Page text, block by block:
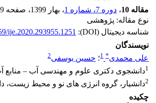
مقاله 10
، دوره 7، شماره 1 ، بهار 1399 ، صفحه
نوع مقاله: پژوهشی
شناسه دیجیتال (DOI):
ije.2020.293955.1251
نویسندگان
علی محمدی*
1؛ حسین یوسفی2
1دانشجوی دکتری علوم و مهندسی آب – منابع
2دانشیار، گروه انرژی‏ های نو و محیط ‏زیست،
چکیده